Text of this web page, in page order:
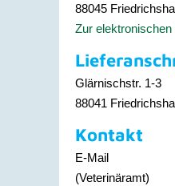
88045
Zur
Glärnischstr. 1-3
88041
Kontakt
E-Mail
(Veterinäramt)